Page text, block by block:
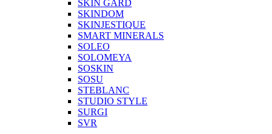
SKIN GARD
SKINDOM
SKINJESTIQUE
SMART MINERALS
SOLEO
SOLOMEYA
SOSKIN
SOSU
STEBLANC
STUDIO STYLE
SURGI
SVR